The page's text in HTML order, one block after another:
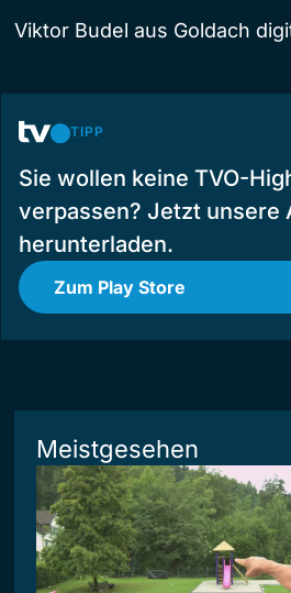
Viktor Budel aus Goldach
TIPP
Sie wollen keine TVO-
verpassen? Jetzt unsere
herunterladen.
Zum Play Store
Meistgesehen